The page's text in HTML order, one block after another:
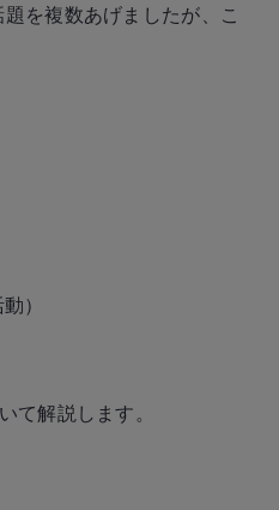
を複数あげましたが、こ
）
て解説します。